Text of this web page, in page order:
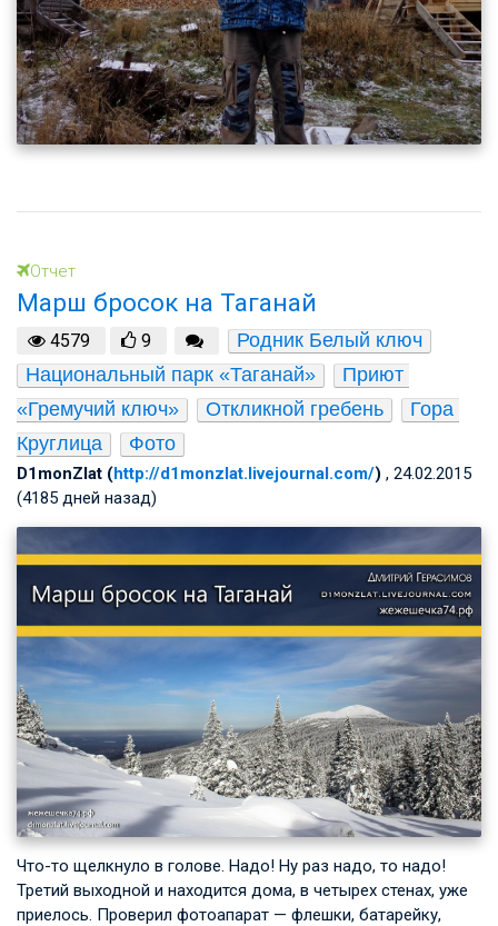
Отчет
Марш бросок на Таганай
4579 9
Родник Белый ключ
Национальный парк «Таганай»
Приют
«Гремучий ключ»
Откликной гребень
Гора
Круглица
Фото
D1monZlat (http://d1monzlat.livejournal.com/) , 24.02.2015
(4185 дней назад)
Что-то щелкнуло в голове. Надо! Ну раз надо, то надо!
Третий выходной и находится дома, в четырех стенах, уже
приелось. Проверил фотоапарат — флешки, батарейку,